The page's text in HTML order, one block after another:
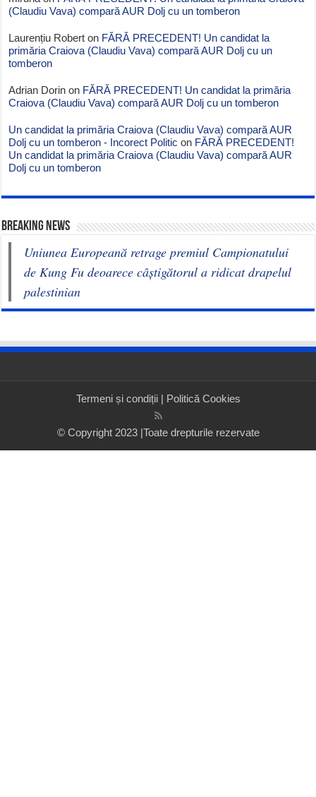
(Claudiu Vava) compară AUR Dolj cu un tomberon
Laurențiu Robert on FĂRĂ PRECEDENT! Un candidat la
primăria Craiova (Claudiu Vava) compară AUR Dolj cu un
tomberon
Adrian Dorin on FĂRĂ PRECEDENT! Un candidat la primăria
Craiova (Claudiu Vava) compară AUR Dolj cu un tomberon
Un candidat la primăria Craiova (Claudiu Vava) compară AUR
Dolj cu un tomberon - Incorect Politic on FĂRĂ PRECEDENT!
Un candidat la primăria Craiova (Claudiu Vava) compară AUR
Dolj cu un tomberon
BREAKING NEWS
Uniunea Europeană retrage premiul Campionatului
de Kung Fu deoarece câștigătorul a ridicat drapelul
palestinian
Termeni și condiții| Politică Cookies
© Copyright 2023 |Toate drepturile rezervate